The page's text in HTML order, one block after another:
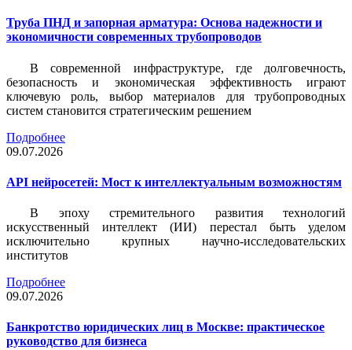
Труба ПНД и запорная арматура: Основа надежности и
экономичности современных трубопроводов
В современной инфраструктуре, где долговечность,
безопасность и экономическая эффективность играют
ключевую роль, выбор материалов для трубопроводных
систем становится стратегическим решением
Подробнее
09.07.2026
API нейросетей: Мост к интеллектуальным возможностям
В эпоху стремительного развития технологий
искусственный интеллект (ИИ) перестал быть уделом
исключительно крупных научно-исследовательских
институтов
Подробнее
09.07.2026
Банкротство юридических лиц в Москве: практическое
руководство для бизнеса